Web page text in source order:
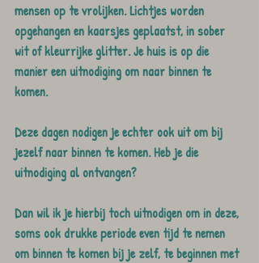
mensen op te vrolijken. Lichtjes worden
opgehangen en kaarsjes geplaatst, in sober
wit of kleurrijke glitter. Je huis is op die
manier een uitnodiging om naar binnen te
komen.
Deze dagen nodigen je echter ook uit om bij
jezelf naar binnen te komen. Heb je die
uitnodiging al ontvangen?
Dan wil ik je hierbij toch uitnodigen om in deze,
soms ook drukke periode even tijd te nemen
om binnen te komen bij je zelf, te beginnen met